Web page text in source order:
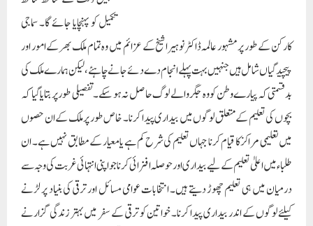
ثقافتوں اور روایات کا ملک اور امن کا گہوارہ ہے۔بینکوں کی طرف سے لوگوں کو سود پر
قرض کی لعنت کو ختم کرنا اور ان کے درمیان سود سے پاک قرضوں کے نظام کو متعارف
کرانے کیلئے لوگوں کے درمیان تعاون کا جذبہ پیدا کرنا۔ہر ممکن طریقے سے لوگوں کو
آئین کے بارے میں معلومات فراہم کرنا، جس میں ان کو بھارت کے آئین کے تحت
دیے گئے دوسرے تمام شہریوں کی طرح برابر کے حقوق ملتے ہیں، اور انہیں اپنے بنیادی
حقوق کے بارے میں سب کچھ جاننے کی رہنمائی اور حوصلہ افزائی کرنا تاکہ وہ وقت پر
اپنے حقوق کو حاصل کر سکیں اور ترقی کی رفتار میں خود کو شامل کر سکیں۔ تعلیم یافتہ بے
روزگار افراد کو ملازمت سے منسلک کرنے کے لئے ماحول تیار کرنا۔دیہاتوں، محلوں،
قصبوں، شہروں وغیرہ میں امن اور ہم آہنگی کے فروغ کیلئے حکومت سے تعاون کرنا کیونکہ